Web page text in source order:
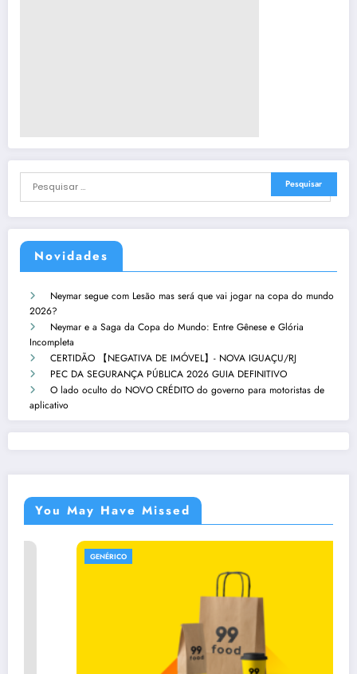
Novidades
Neymar segue com Lesão mas será que vai jogar na copa do mundo
2026?
Neymar e a Saga da Copa do Mundo: Entre Gênese e Glória
Incompleta
CERTIDÃO 【NEGATIVA DE IMÓVEL】- NOVA IGUAÇU/RJ
PEC DA SEGURANÇA PÚBLICA 2026 GUIA DEFINITIVO
O lado oculto do NOVO CRÉDITO do governo para motoristas de
aplicativo
You May Have Missed